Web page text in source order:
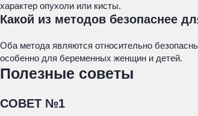
характер опухоли или кисты.
Какой из методов безопаснее
Оба метода являются относительно
особенно для беременных женщин и детей.
Полезные советы
СОВЕТ №1